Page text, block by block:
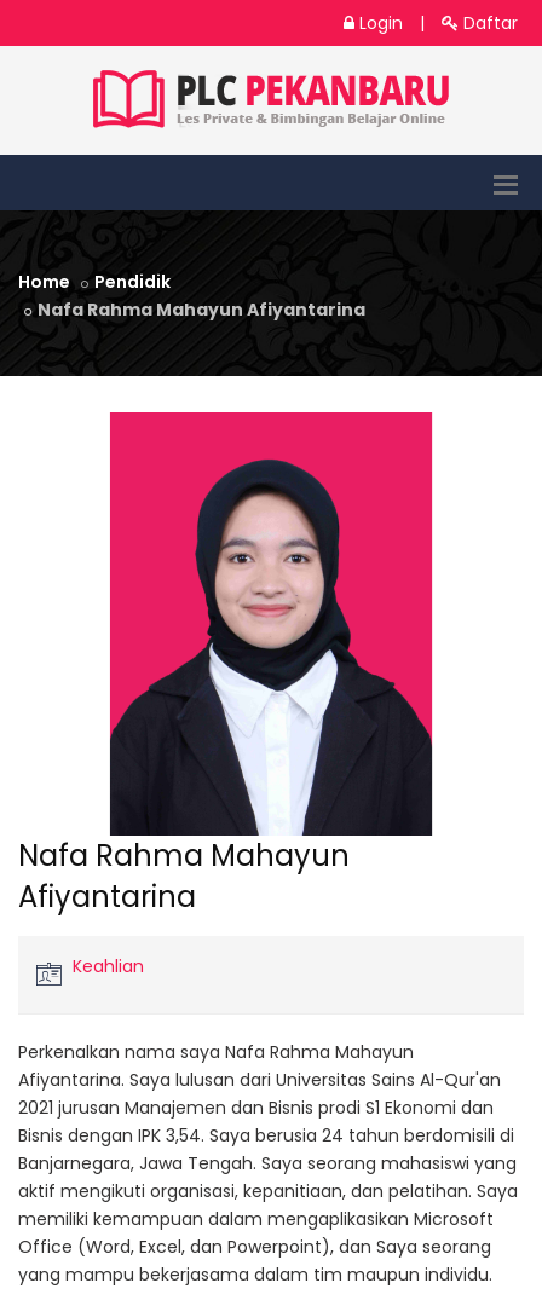
Login | Daftar
Home
Pendidik
Nafa Rahma Mahayun Afiyantarina
Nafa Rahma Mahayun
Afiyantarina
Keahlian
Perkenalkan nama saya Nafa Rahma Mahayun
Afiyantarina. Saya lulusan dari Universitas Sains Al-Qur'an
2021 jurusan Manajemen dan Bisnis prodi S1 Ekonomi dan
Bisnis dengan IPK 3,54. Saya berusia 24 tahun berdomisili di
Banjarnegara, Jawa Tengah. Saya seorang mahasiswi yang
aktif mengikuti organisasi, kepanitiaan, dan pelatihan. Saya
memiliki kemampuan dalam mengaplikasikan Microsoft
Office (Word, Excel, dan Powerpoint), dan Saya seorang
yang mampu bekerjasama dalam tim maupun individu.